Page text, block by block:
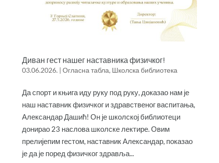
Диван гест нашег наставника физичког!
03.06.2026. | Огласна табла, Школска библиотека
Да спорт и књига иду руку под руку, доказао нам је
наш наставник физичког и здравственог васпитања,
Александар Дашић! Он је школској библиотеци
донирао 23 наслова школске лектире. Овим
прелијепим гестом, наставник Александар, показао
је да је поред физичког здравља...